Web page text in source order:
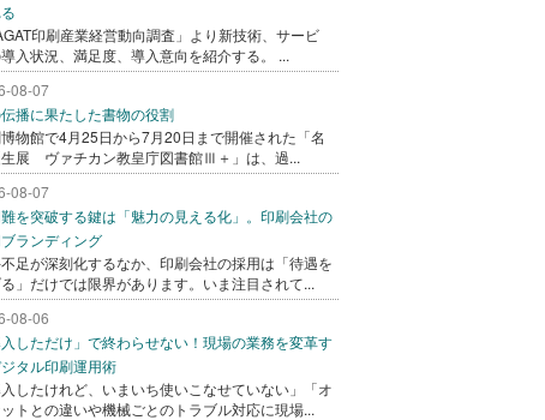
印刷産業経営動向調査」より新技術、サービ
入状況、満足度、導入意向を紹介する。 ...
08-07
播に果たした書物の役割
物館で4月25日から7月20日まで開催された「名
展 ヴァチカン教皇庁図書館Ⅲ＋」は、過...
08-07
を突破する鍵は「魅力の見える化」。印刷会社の
ランディング
不足が深刻化するなか、印刷会社の採用は「待遇を
る」だけでは限界があります。いま注目されて...
08-06
入しただけ」で終わらせない！現場の業務を変革す
タル印刷運用術
入したけれど、いまいち使いこなせていない」「オ
トとの違いや機械ごとのトラブル対応に現場...